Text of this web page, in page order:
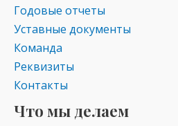
Годовые отчеты
Уставные документы
Команда
Реквизиты
Контакты
Что мы делаем